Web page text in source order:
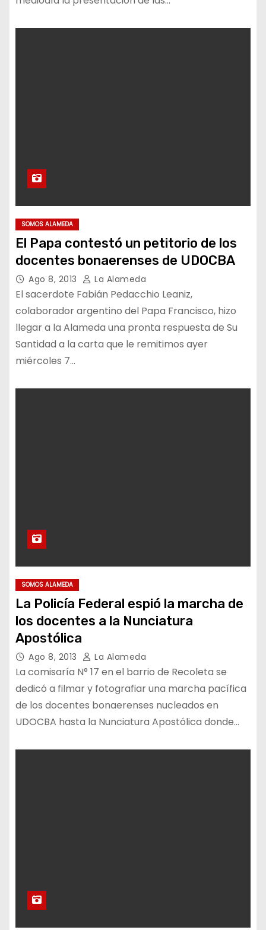
SOMOS ALAMEDA
El Papa contestó un petitorio de los
docentes bonaerenses de UDOCBA
Ago 8, 2013 La Alameda
El sacerdote Fabián Pedacchio Leaniz,
colaborador argentino del Papa Francisco, hizo
llegar a la Alameda una pronta respuesta de Su
Santidad a la carta que le remitimos ayer
miércoles 7…
SOMOS ALAMEDA
La Policía Federal espió la marcha de
los docentes a la Nunciatura
Apostólica
Ago 8, 2013 La Alameda
La comisaría N° 17 en el barrio de Recoleta se
dedicó a filmar y fotografiar una marcha pacífica
de los docentes bonaerenses nucleados en
UDOCBA hasta la Nunciatura Apostólica donde…